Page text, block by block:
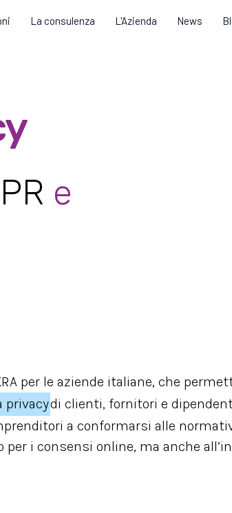
La consulenza L'Azienda News
e
per le aziende italiane, che
privacydi clienti, fornitori e
a conformarsi alle
i consensi online, ma anche